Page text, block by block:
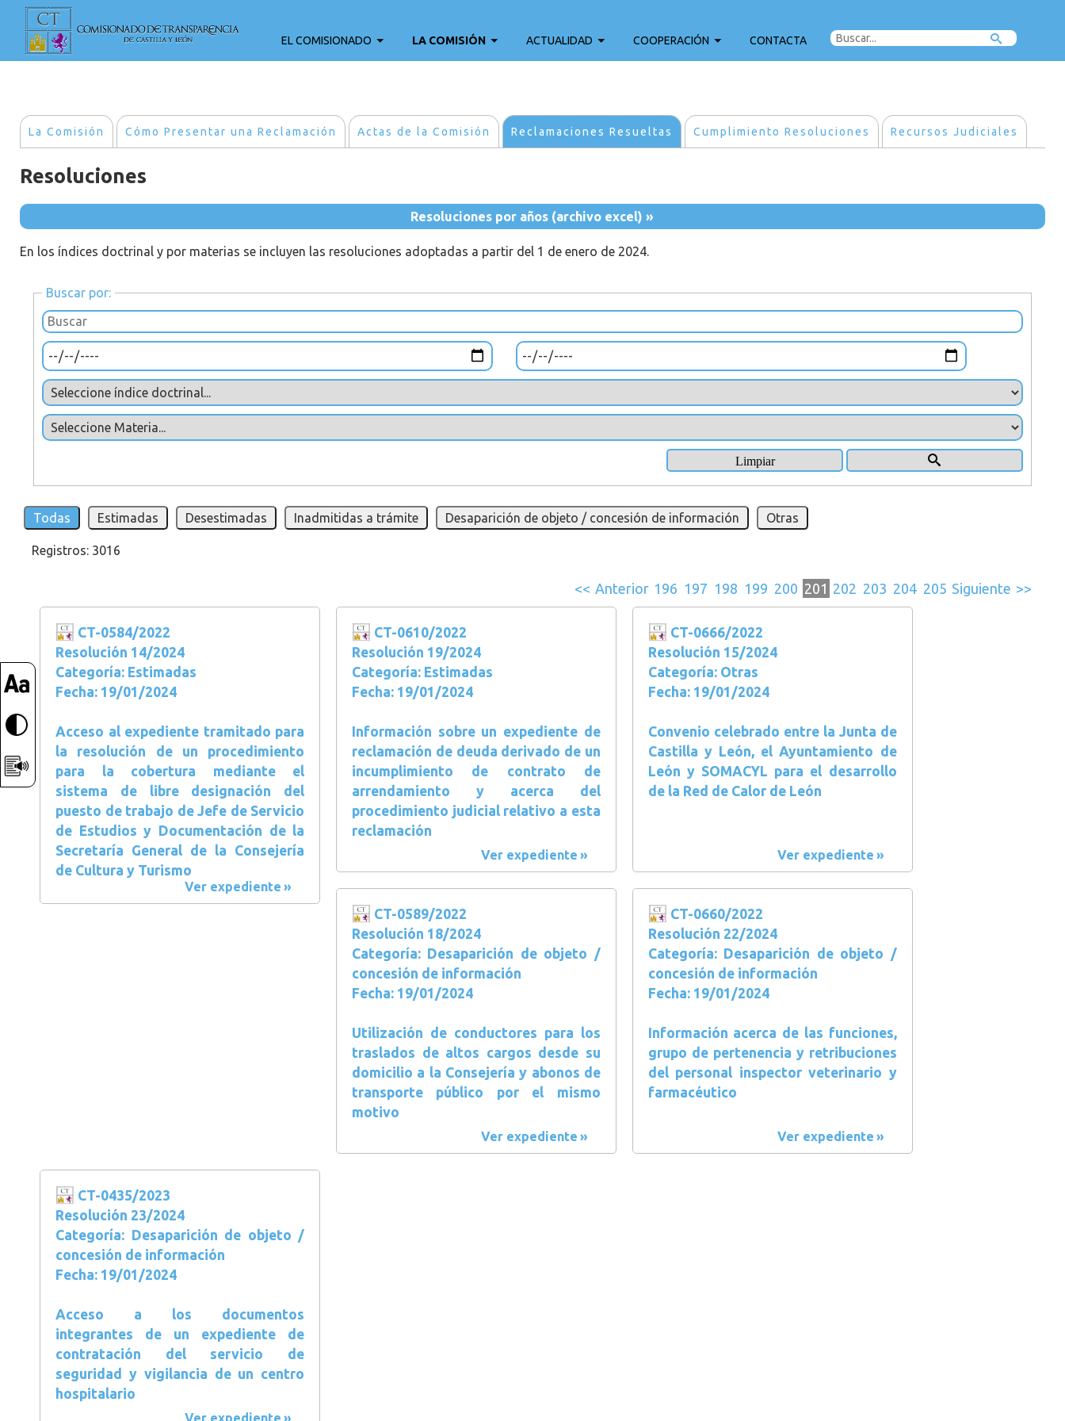
EL COMISIONADO LA COMISIÓN ACTUALIDAD COOPERACIÓN CONTACTA
La Comisión Cómo Presentar una Reclamación Actas de la Comisión Reclamaciones Resueltas Cumplimiento Resoluciones Recursos Judiciales
Resoluciones
Resoluciones por años (archivo excel) »
En los índices doctrinal y por materias se incluyen las resoluciones adoptadas a partir del 1 de enero de 2024.
Buscar por:
Todas Estimadas Desestimadas Inadmitidas a trámite Desaparición de objeto / concesión de información Otras
Registros: 3016
<< Anterior 196 197 198 199 200 201 202 203 204 205 Siguiente >>
CT-0584/2022
Resolución 14/2024
Categoría: Estimadas
Fecha: 19/01/2024
Acceso al expediente tramitado para
la resolución de un procedimiento
para la cobertura mediante el
sistema de libre designación del
puesto de trabajo de Jefe de Servicio
de Estudios y Documentación de la
Secretaría General de la Consejería
de Cultura y Turismo
Ver expediente
CT-0610/2022
Resolución 19/2024
Categoría: Estimadas
Fecha: 19/01/2024
Información sobre un expediente de
reclamación de deuda derivado de un
incumplimiento de contrato de
arrendamiento y acerca del
procedimiento judicial relativo a esta
reclamación
Ver expediente
CT-0666/2022
Resolución 15/2024
Categoría: Otras
Fecha: 19/01/2024
Convenio celebrado entre la Junta de
Castilla y León, el Ayuntamiento de
León y SOMACYL para el desarrollo
de la Red de Calor de León
Ver expediente
CT-0589/2022
Resolución 18/2024
Categoría: Desaparición de objeto /
concesión de información
Fecha: 19/01/2024
Utilización de conductores para los
traslados de altos cargos desde su
domicilio a la Consejería y abonos de
transporte público por el mismo
motivo
Ver expediente
CT-0660/2022
Resolución 22/2024
Categoría: Desaparición de objeto /
concesión de información
Fecha: 19/01/2024
Información acerca de las funciones,
grupo de pertenencia y retribuciones
del personal inspector veterinario y
farmacéutico
Ver expediente
CT-0435/2023
Resolución 23/2024
Categoría: Desaparición de objeto /
concesión de información
Fecha: 19/01/2024
Acceso a los documentos
integrantes de un expediente de
contratación del servicio de
seguridad y vigilancia de un centro
hospitalario
Ver expediente